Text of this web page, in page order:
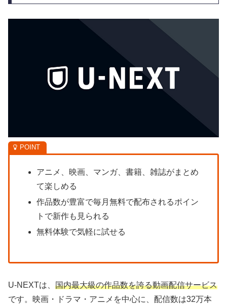
アニメ、映画、マンガ、書籍、雑誌がまとめ
て楽しめる
作品数が豊富で毎月無料で配布されるポイン
トで新作も見られる
無料体験で気軽に試せる
U-NEXTは、 国内最大級の作品数を誇る動画配信サービス
です。映画・ドラマ・アニメを中心に、配信数は32万本